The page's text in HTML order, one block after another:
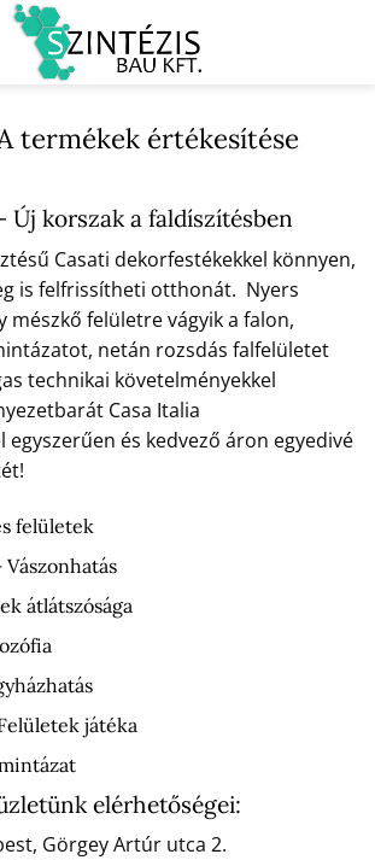
termékek értékesítése
Új korszak a faldíszítésben
Casati dekorfestékekkel könnyen,
is felfrissítheti otthonát. Nyers
mészkő felületre vágyik a falon,
netán rozsdás falfelületet
technikai követelményekkel
Casa Italia
egyszerűen és kedvező áron egyedivé
felületek
átlátszósága
játéka
elérhetőségei:
Görgey Artúr utca 2.